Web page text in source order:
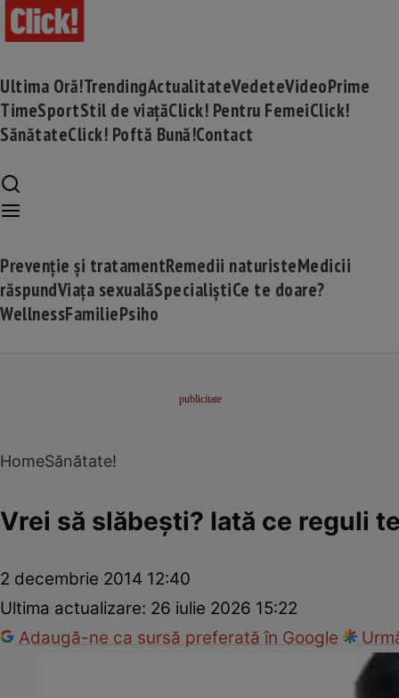
Ultima Oră!TrendingActualitateVedeteVideoPrime
TimeSportStil de viațăClick! Pentru FemeiClick!
SănătateClick! Poftă Bună!Contact
Prevenție și tratamentRemedii naturisteMedicii
răspundViața sexualăSpecialiștiCe te doare?
WellnessFamiliePsiho
HomeSănătate!
Vrei să slăbeşti? Iată ce reguli
2 decembrie 2014 12:40
Ultima actualizare: 26 iulie 2026 15:22
Adaugă-ne ca sursă preferată în Google